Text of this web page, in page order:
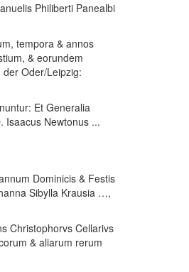
Philiberti Panealbi
tempora & annos
& eorundem
Oder/Leipzig:
Et Generalia
Isaacus Newtonus ...
Dominicis & Festis
Sibylla Krausia …,
Christophorvs Cellarivs
& aliarum rerum